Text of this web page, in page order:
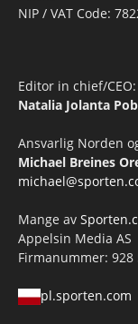
NIP / VAT Code:
Editor in chief/CEO:
Natalia Jolanta
Ansvarlig Norden
Michael Breines
Mange av
Appelsin Media AS
Firmanummer: 928
pl.sporten.com